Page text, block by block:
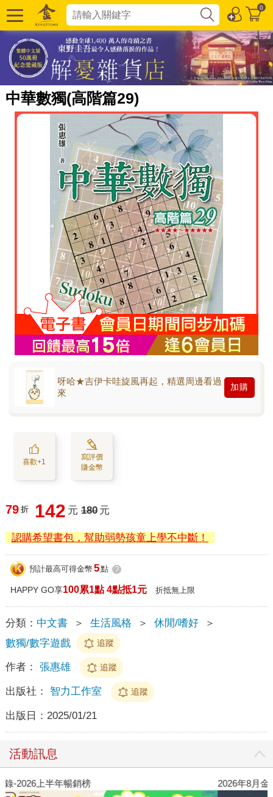
0
中華數獨(高階篇29)
呀哈★吉伊卡哇旋風再起，精選周邊看過
來
加購
喜歡+1
寫評價
賺金幣
79 折 142 元 180 元
認購希望書包，幫助弱勢孩童上學不中斷！
預計最高可得金幣 5點 ?
HAPPY GO享100累1點 4點抵1元 折抵無上限
分類： 中文書 ＞ 生活風格 ＞ 休閒/嗜好
＞
數獨/數字遊戲
追蹤
作者： 張惠雄 追蹤
出版社： 智力工作室 追蹤
出版日： 2025/01/21
活動訊息
閱讀漫遊錄-2026上半年暢銷榜